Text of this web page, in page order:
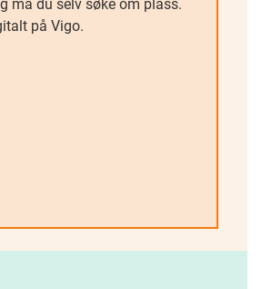
må du selv søke om plass.
på Vigo.